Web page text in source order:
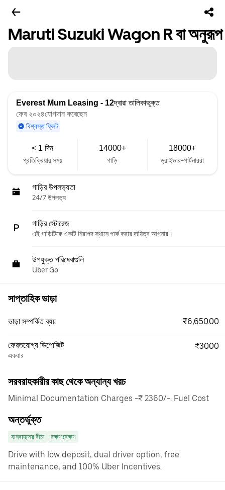
Maruti Suzuki Wagon R বা অনুরূপ
Everest Mum Leasing - 12দ্বারা তালিকাভুক্ত
ফেব ২০২৪যোগদান করেছেন
বিশ্বস্ত ফ্লিট
< 1 দিন
প্রতিক্রিয়ার সময়
14000+
গাড়ি
18000+
ড্রাইভার-পার্টনাররা
গাড়ির উপলভ্যতা
24/7 উপলভ্য
গাড়ির স্টোরেজ
এই গাড়িটিকে একটি নিরাপদ স্থানে পার্ক করার দায়িত্ব আপনার।
উপযুক্ত পরিষেবাগুলি
Uber Go
সাপ্তাহিক ভাড়া
ভাড়া সম্পর্কিত ব্যয় ₹6,650.00
ফেরতযোগ্য ডিপোজিট
একবার
₹3000
সরবরাহকারীর কাছ থেকে অন্যান্য খরচ
Minimal Documentation Charges -₹ 2360/-. Fuel Cost
অন্তর্ভুক্ত
যানবাহনের বীমা রক্ষণাবেক্ষণ
Drive with low deposit, dual driver option, free
maintenance, and 100% Uber Incentives.